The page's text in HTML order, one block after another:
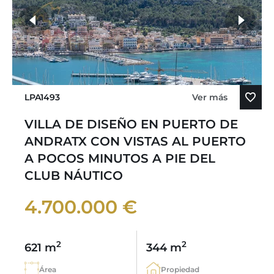
LPA1493 Ver más
VILLA DE DISEÑO EN PUERTO DE
ANDRATX CON VISTAS AL PUERTO
A POCOS MINUTOS A PIE DEL
CLUB NÁUTICO
4.700.000 €
621 m2
Área
344 m2
Propiedad